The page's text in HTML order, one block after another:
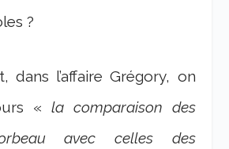
?
dans l’affaire Grégory, on
« la comparaison des
avec celles des